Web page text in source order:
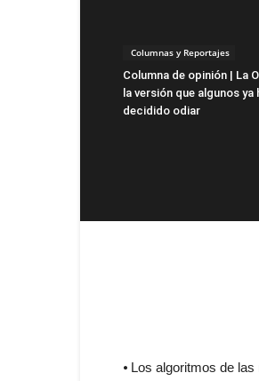
Columnas y Reportajes
Columna de opinión | La
la versión que algunos ya
decidido odiar
⦁ Los algoritmos de